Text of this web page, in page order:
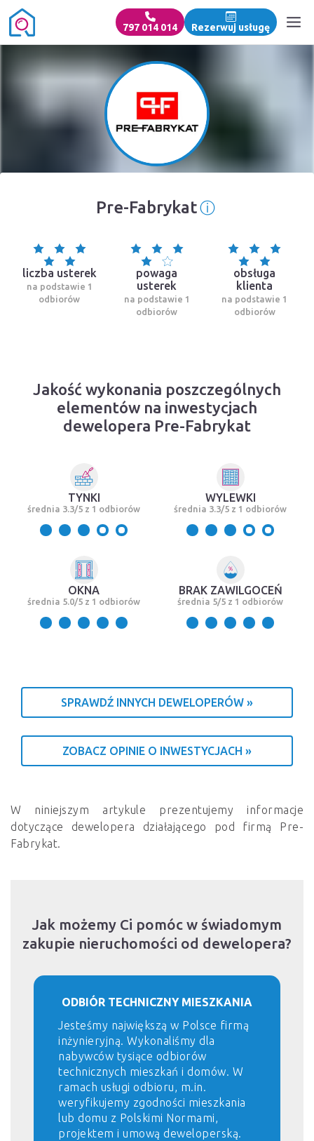
797 014 014 Rezerwuj usługę
Pre-FabrykatⓘInformacja o
liczba usterek
na podstawie 1
odbiorów
powaga
usterek
na podstawie 1
odbiorów
obsługa
klienta
na podstawie 1
odbiorów
Jakość wykonania poszczególnych
elementów na inwestycjach
dewelopera Pre-Fabrykat
TYNKI
średnia 3.3/5 z 1 odbiorów
WYLEWKI
średnia 3.3/5 z 1 odbiorów
OKNA
średnia 5.0/5 z 1 odbiorów
BRAK ZAWILGOCEŃ
średnia 5/5 z 1 odbiorów
SPRAWDŹ INNYCH DEWELOPERÓW »
ZOBACZ OPINIE O INWESTYCJACH »
W niniejszym artykule prezentujemy informacje
dotyczące dewelopera działającego pod firmą Pre-
Fabrykat.
Jak możemy Ci pomóc w świadomym
zakupie nieruchomości od dewelopera?
ODBIÓR TECHNICZNY MIESZKANIA
Jesteśmy największą w Polsce firmą
inżynieryjną. Wykonaliśmy dla
nabywców tysiące odbiorów
technicznych mieszkań i domów. W
ramach usługi odbioru, m.in.
weryfikujemy zgodności mieszkania
lub domu z Polskimi Normami,
projektem i umową deweloperską.